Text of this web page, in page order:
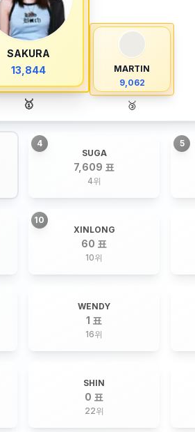
SAKURA
13,844
🥇
MARTIN
9,062
🥉
4
SUGA
7,609 표
4위
5
10
XINLONG
60 표
10위
WENDY
1 표
16위
SHIN
0 표
22위